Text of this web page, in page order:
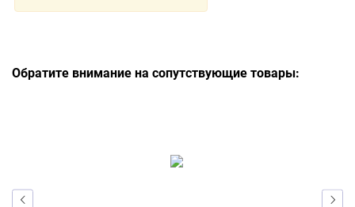
Обратите внимание на сопутствующие товары: